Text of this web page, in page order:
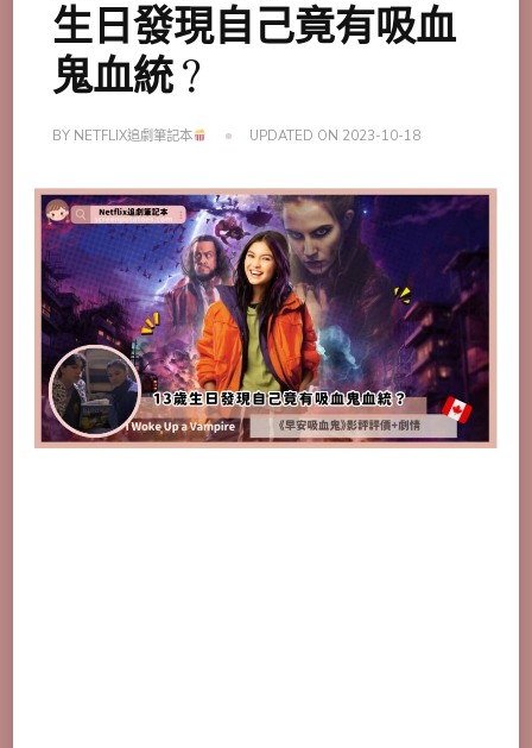
生日發現自己竟有吸血
鬼血統？
BY NETFLIX追劇筆記本 UPDATED ON 2023-10-18